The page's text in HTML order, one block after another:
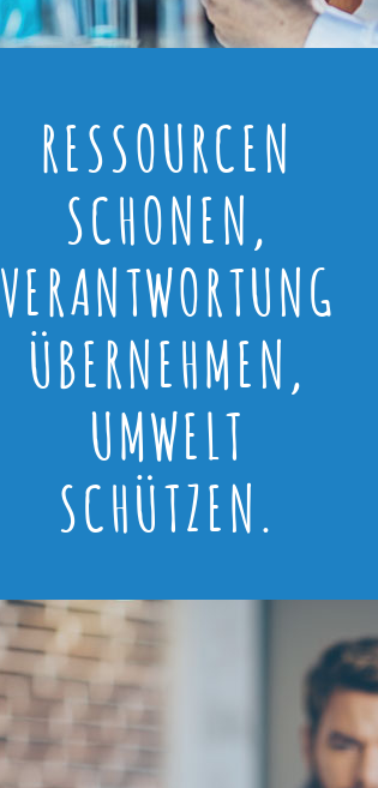
RESSOURCEN
SCHONEN,
VERANTWORTUNG
ÜBERNEHMEN,
UMWELT
SCHÜTZEN.